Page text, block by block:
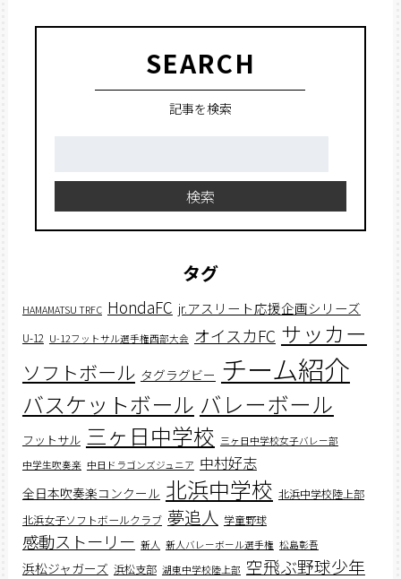
SEARCH
記事を検索
検索
タグ
HAMAMATSU TRFC HondaFC jr.アスリート応援企画シリーズ
U-12 U-12フットサル選手権西部大会 オイスカFC サッカー
ソフトボール タグラグビー チーム紹介
バスケットボール バレーボール
フットサル 三ヶ日中学校 三ヶ日中学校女子バレー部
中学生吹奏楽 中日ドラゴンズジュニア 中村好志
全日本吹奏楽コンクール 北浜中学校 北浜中学校陸上部
北浜女子ソフトボールクラブ 夢追人 学童野球
感動ストーリー 新人 新人バレーボール選手権 松島彰吾
浜松ジャガーズ 浜松支部 湖東中学校陸上部 空飛ぶ野球少年